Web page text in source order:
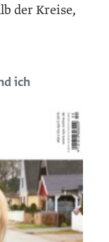
der Kreise,
ich